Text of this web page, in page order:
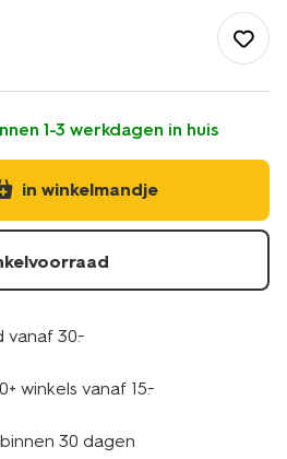
geurkaars-
1-3 werkdagen in huis
in winkelmandje
vanaf 30.-
winkels vanaf 15.-
30 dagen